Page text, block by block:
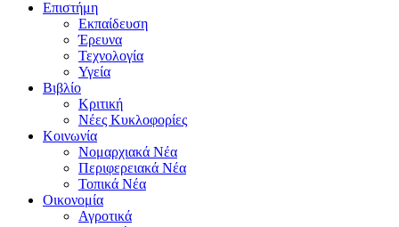
Επιστήμη
Εκπαίδευση
Έρευνα
Τεχνολογία
Υγεία
Βιβλίο
Κριτική
Νέες Κυκλοφορίες
Κοινωνία
Νομαρχιακά Νέα
Περιφερειακά Νέα
Τοπικά Νέα
Οικονομία
Αγροτικά